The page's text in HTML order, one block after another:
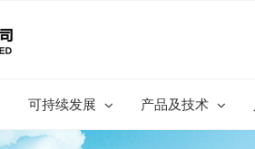
可持续发展 产品及技术